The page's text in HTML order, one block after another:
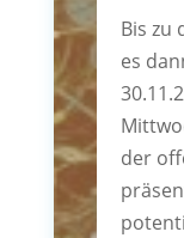
Bis zu
es
der